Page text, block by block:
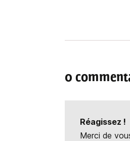
0
Réagissez !
Merci de